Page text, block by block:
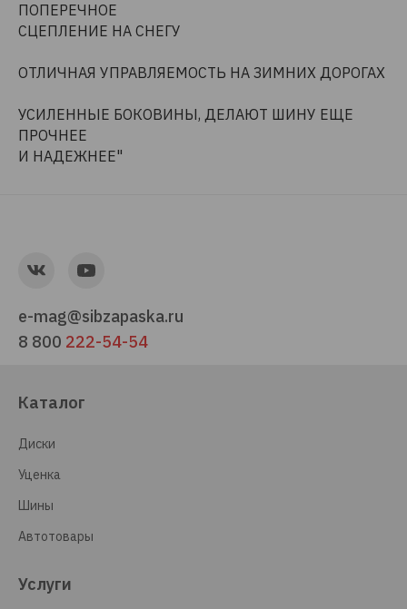
ПОПЕРЕЧНОЕ
СЦЕПЛЕНИЕ НА СНЕГУ
ОТЛИЧНАЯ УПРАВЛЯЕМОСТЬ НА ЗИМНИХ ДОРОГАХ
УСИЛЕННЫЕ БОКОВИНЫ, ДЕЛАЮТ ШИНУ ЕЩЕ
ПРОЧНЕЕ
И НАДЕЖНЕЕ"
e-mag@sibzapaska.ru
8 800 222-54-54
Каталог
Диски
Уценка
Шины
Автотовары
Услуги